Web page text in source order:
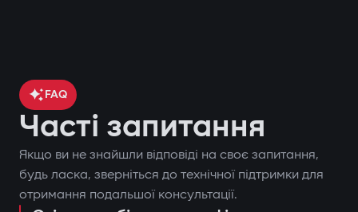
контроль місцезнаходження
автомобіля через GPS;
FAQ
Часті запитання
Якщо ви не знайшли відповіді на своє запитання,
будь ласка, зверніться до технічної підтримки для
отримання подальшої консультації.